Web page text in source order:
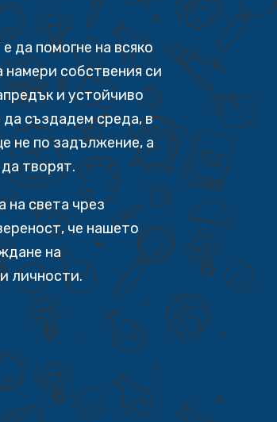
да помогне на всяко
намери собствения си
и устойчиво
създадем среда, в
не по задължение, а
творят.
на света чрез
че нашето
на
личности.